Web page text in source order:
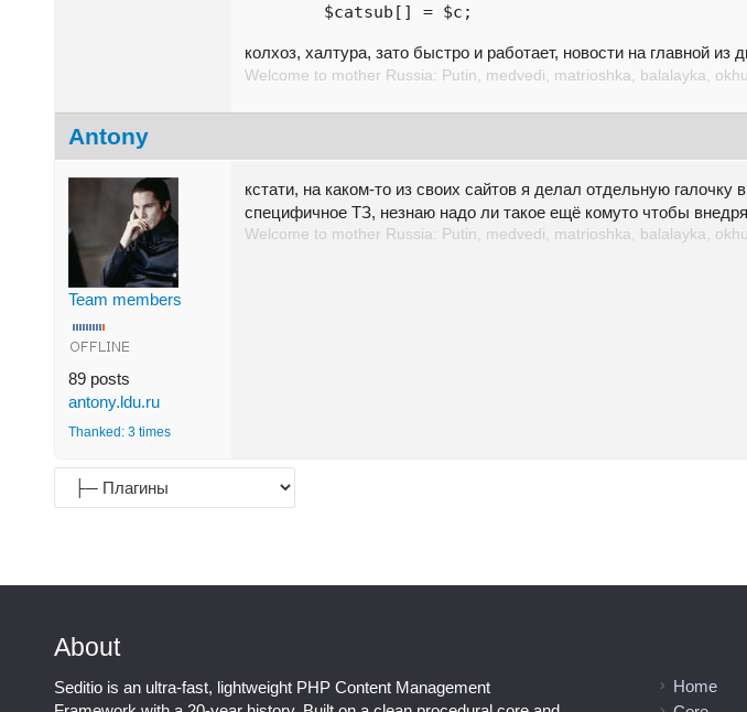
	$catsub[] = $c;
колхоз, халтура, зато быстро и работает, новости на главной
Welcome to mother Russia: Putin, medvedi, matrioshka, balalayka,
Antony
Team members
89 posts
antony.ldu.ru
Thanked: 3 times
кстати, на каком-то из своих сайтов я делал отдельную
специфичное ТЗ, незнаю надо ли такое ещё комуто чтобы
Welcome to mother Russia: Putin, medvedi, matrioshka, balalayka,
About
Seditio is an ultra-fast, lightweight PHP Content Management
Home